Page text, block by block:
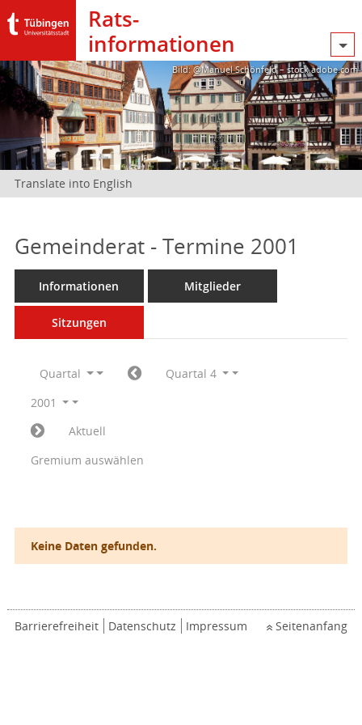
Rats­
informationen
Bild: @Manuel Schönfeld – stock.adobe.com
Translate into English
Gemeinderat - Termine 2001
Informationen Mitglieder
Sitzungen
Quartal
Quartal 4
2001
Aktuell
Gremium auswählen
Keine Daten gefunden.
Barrierefreiheit Datenschutz Impressum Seitenanfang